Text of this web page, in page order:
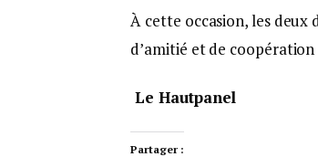
À cette occasion, les
d’amitié et de
Le Hautpanel
Partager :